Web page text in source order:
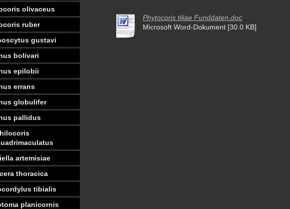
Phytocoris tiliae Funddaten.doc
Microsoft Word-Dokument [30.0 KB]
olivaceus
ruber
gustavi
bolivari
epilobii
errans
globulifer
pallidus
artemisiae
thoracica
tibialis
planicornis